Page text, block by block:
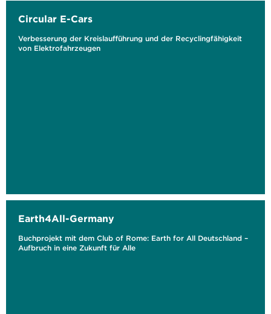
Circular E-Cars
Verbesserung der Kreislaufführung und der Recyclingfähigkeit
von Elektrofahrzeugen
Earth4All-Germany
Buchprojekt mit dem Club of Rome: Earth for All Deutschland –
Aufbruch in eine Zukunft für Alle